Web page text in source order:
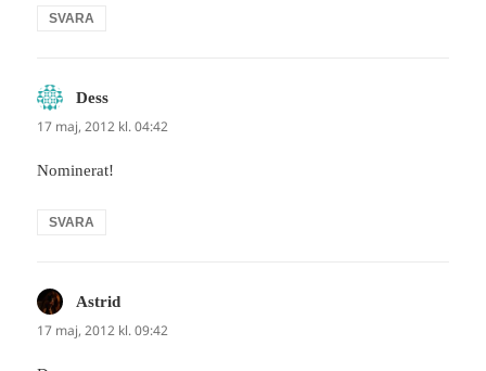
SVARA
Dess
17 maj, 2012 kl. 04:42
Nominerat!
SVARA
Astrid
17 maj, 2012 kl. 09:42